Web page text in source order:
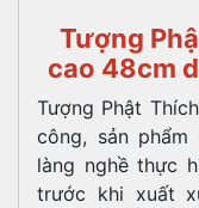
Tượng
cao 48cm
Tượng Phật
công, sản
làng nghề thực
trước khi xuất